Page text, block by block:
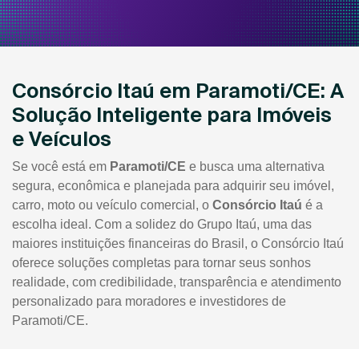
Consórcio Itaú em Paramoti/CE: A
Solução Inteligente para Imóveis
e Veículos
Se você está em Paramoti/CE e busca uma alternativa
segura, econômica e planejada para adquirir seu imóvel,
carro, moto ou veículo comercial, o Consórcio Itaú é a
escolha ideal. Com a solidez do Grupo Itaú, uma das
maiores instituições financeiras do Brasil, o Consórcio Itaú
oferece soluções completas para tornar seus sonhos
realidade, com credibilidade, transparência e atendimento
personalizado para moradores e investidores de
Paramoti/CE.